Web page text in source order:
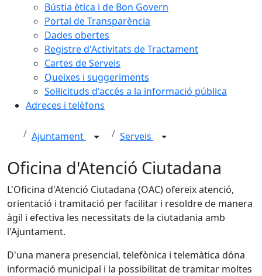
Bústia ètica i de Bon Govern
Portal de Transparència
Dades obertes
Registre d'Activitats de Tractament
Cartes de Serveis
Queixes i suggeriments
Sol·licituds d'accés a la informació pública
Adreces i telèfons
Ajuntament Serveis
Oficina d'Atenció Ciutadana
L'Oficina d'Atenció Ciutadana (OAC) ofereix atenció,
orientació i tramitació per facilitar i resoldre de manera
àgil i efectiva les necessitats de la ciutadania amb
l'Ajuntament.
D'una manera presencial, telefònica i telemàtica dóna
informació municipal i la possibilitat de tramitar moltes